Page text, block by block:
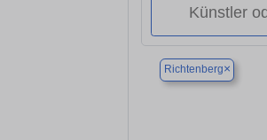
Richtenberg×